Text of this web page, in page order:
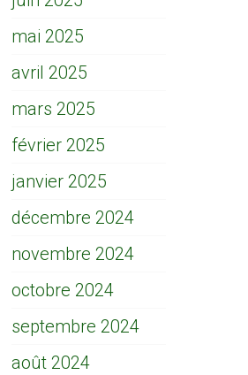
mai 2025
avril 2025
mars 2025
février 2025
janvier 2025
décembre 2024
novembre 2024
octobre 2024
septembre 2024
août 2024